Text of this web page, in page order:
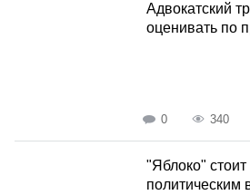
Адвокатский
оценивать по
0 340
"Яблоко"
политическим